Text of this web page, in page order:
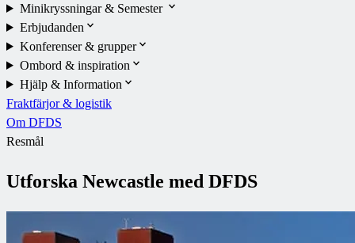
Minikryssningar & Semester
Erbjudanden
Konferenser & grupper
Ombord & inspiration
Hjälp & Information
Fraktfärjor & logistik
Om DFDS
Resmål
Utforska Newcastle med DFDS